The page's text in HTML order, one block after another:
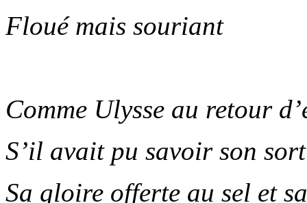
Floué mais souriant
Comme Ulysse au retour
S’il avait pu savoir son
Sa gloire offerte au sel et